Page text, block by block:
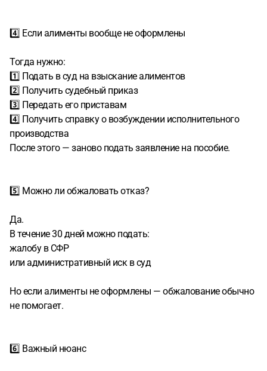
4️⃣ Если алименты вообще не оформлены
Тогда нужно:
1️⃣ Подать в суд на взыскание алиментов
2️⃣ Получить судебный приказ
3️⃣ Передать его приставам
4️⃣ Получить справку о возбуждении исполнительного
производства
После этого — заново подать заявление на пособие.
5️⃣ Можно ли обжаловать отказ?
Да.
В течение 30 дней можно подать:
жалобу в СФР
или административный иск в суд
Но если алименты не оформлены — обжалование обычно
не помогает.
6️⃣ Важный нюанс